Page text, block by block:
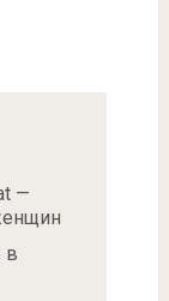
—
в